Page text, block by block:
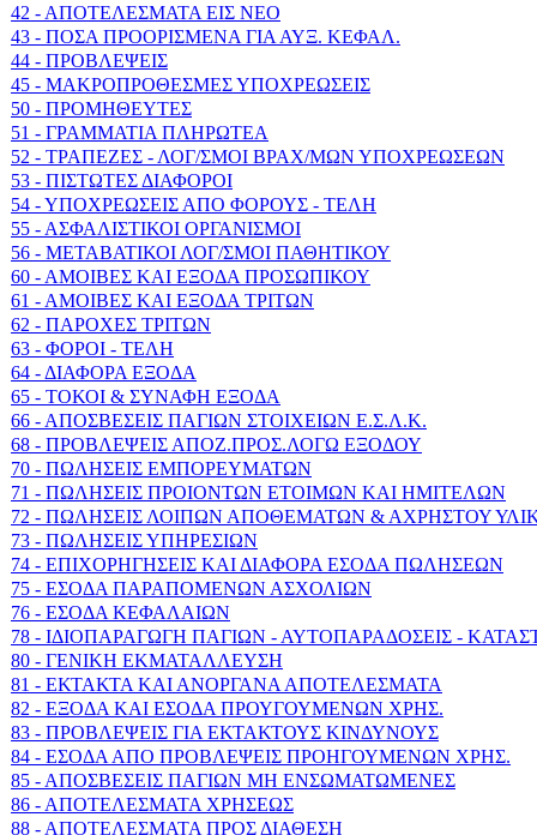
42 - ΑΠΟΤΕΛΕΣΜΑΤΑ ΕΙΣ ΝΕΟ
43 - ΠΟΣΑ ΠΡΟΟΡΙΣΜΕΝΑ ΓΙΑ ΑΥΞ. ΚΕΦΑΛ.
44 - ΠΡΟΒΛΕΨΕΙΣ
45 - ΜΑΚΡΟΠΡΟΘΕΣΜΕΣ ΥΠΟΧΡΕΩΣΕΙΣ
50 - ΠΡΟΜΗΘΕΥΤΕΣ
51 - ΓΡΑΜΜΑΤΙΑ ΠΛΗΡΩΤΕΑ
52 - ΤΡΑΠΕΖΕΣ - ΛΟΓ/ΣΜΟΙ ΒΡΑΧ/ΜΩΝ ΥΠΟΧΡΕΩΣΕΩΝ
53 - ΠΙΣΤΩΤΕΣ ΔΙΑΦΟΡΟΙ
54 - ΥΠΟΧΡΕΩΣΕΙΣ ΑΠΟ ΦΟΡΟΥΣ - ΤΕΛΗ
55 - ΑΣΦΑΛΙΣΤΙΚΟΙ ΟΡΓΑΝΙΣΜΟΙ
56 - ΜΕΤΑΒΑΤΙΚΟΙ ΛΟΓ/ΣΜΟΙ ΠΑΘΗΤΙΚΟΥ
60 - ΑΜΟΙΒΕΣ ΚΑΙ ΕΞΟΔΑ ΠΡΟΣΩΠΙΚΟΥ
61 - ΑΜΟΙΒΕΣ ΚΑΙ ΕΞΟΔΑ ΤΡΙΤΩΝ
62 - ΠΑΡΟΧΕΣ ΤΡΙΤΩΝ
63 - ΦΟΡΟΙ - ΤΕΛΗ
64 - ΔΙΑΦΟΡΑ ΕΞΟΔΑ
65 - ΤΟΚΟΙ & ΣΥΝΑΦΗ ΕΞΟΔΑ
66 - ΑΠΟΣΒΕΣΕΙΣ ΠΑΓΙΩΝ ΣΤΟΙΧΕΙΩΝ Ε.Σ.Λ.Κ.
68 - ΠΡΟΒΛΕΨΕΙΣ ΑΠΟΖ.ΠΡΟΣ.ΛΟΓΩ ΕΞΟΔΟΥ
70 - ΠΩΛΗΣΕΙΣ ΕΜΠΟΡΕΥΜΑΤΩΝ
71 - ΠΩΛΗΣΕΙΣ ΠΡΟΙΟΝΤΩΝ ΕΤΟΙΜΩΝ ΚΑΙ ΗΜΙΤΕΛΩΝ
72 - ΠΩΛΗΣΕΙΣ ΛΟΙΠΩΝ ΑΠΟΘΕΜΑΤΩΝ & ΑΧΡΗΣΤΟΥ
73 - ΠΩΛΗΣΕΙΣ ΥΠΗΡΕΣΙΩΝ
74 - ΕΠΙΧΟΡΗΓΗΣΕΙΣ ΚΑΙ ΔΙΑΦΟΡΑ ΕΣΟΔΑ ΠΩΛΗΣΕΩΝ
75 - ΕΣΟΔΑ ΠΑΡΑΠΟΜΕΝΩΝ ΑΣΧΟΛΙΩΝ
76 - ΕΣΟΔΑ ΚΕΦΑΛΑΙΩΝ
78 - ΙΔΙΟΠΑΡΑΓΩΓΗ ΠΑΓΙΩΝ - ΑΥΤΟΠΑΡΑΔΟΣΕΙΣ -
80 - ΓΕΝΙΚΗ ΕΚΜΑΤΑΛΛΕΥΣΗ
81 - ΕΚΤΑΚΤΑ ΚΑΙ ΑΝΟΡΓΑΝΑ ΑΠΟΤΕΛΕΣΜΑΤΑ
82 - ΕΞΟΔΑ ΚΑΙ ΕΣΟΔΑ ΠΡΟΥΓΟΥΜΕΝΩΝ ΧΡΗΣ.
83 - ΠΡΟΒΛΕΨΕΙΣ ΓΙΑ ΕΚΤΑΚΤΟΥΣ ΚΙΝΔΥΝΟΥΣ
84 - ΕΣΟΔΑ ΑΠΟ ΠΡΟΒΛΕΨΕΙΣ ΠΡΟΗΓΟΥΜΕΝΩΝ ΧΡΗΣ.
85 - ΑΠΟΣΒΕΣΕΙΣ ΠΑΓΙΩΝ ΜΗ ΕΝΣΩΜΑΤΩΜΕΝΕΣ
86 - ΑΠΟΤΕΛΕΣΜΑΤΑ ΧΡΗΣΕΩΣ
88 - ΑΠΟΤΕΛΕΣΜΑΤΑ ΠΡΟΣ ΔΙΑΘΕΣΗ